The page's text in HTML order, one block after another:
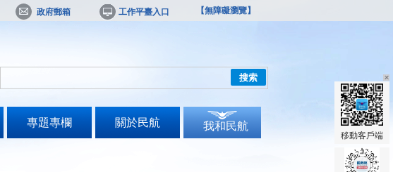
政府郵箱 工作平臺入口 【無障礙瀏覽】
搜索
專題專欄 關於民航 我和民航
移動客戶端